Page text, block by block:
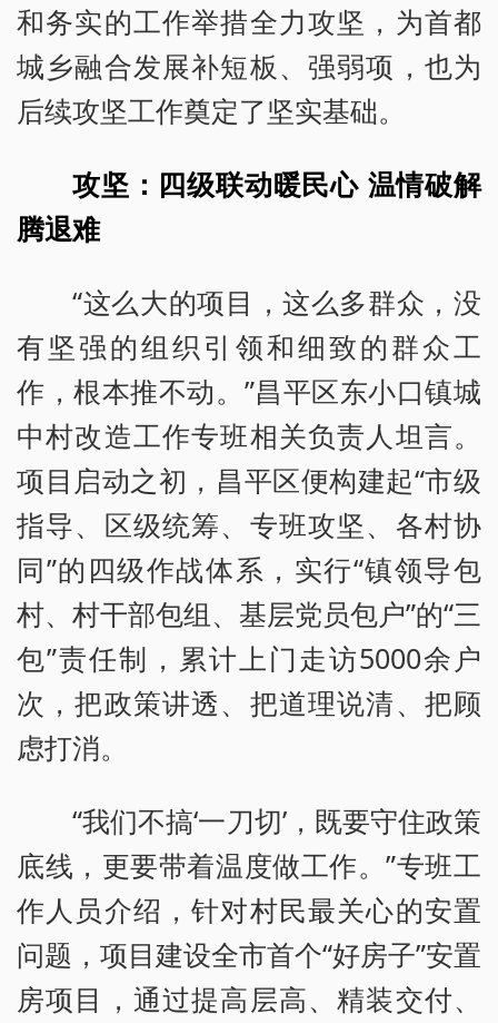
和务实的工作举措全力攻坚，为首都
城乡融合发展补短板、强弱项，也为
后续攻坚工作奠定了坚实基础。
攻坚：四级联动暖民心 温情破解
腾退难
“这么大的项目，这么多群众，没
有坚强的组织引领和细致的群众工
作，根本推不动。”昌平区东小口镇城
中村改造工作专班相关负责人坦言。
项目启动之初，昌平区便构建起“市级
指导、区级统筹、专班攻坚、各村协
同”的四级作战体系，实行“镇领导包
村、村干部包组、基层党员包户”的“三
包”责任制，累计上门走访5000余户
次，把政策讲透、把道理说清、把顾
虑打消。
“我们不搞‘一刀切’，既要守住政策
底线，更要带着温度做工作。”专班工
作人员介绍，针对村民最关心的安置
问题，项目建设全市首个“好房子”安置
房项目，通过提高层高、精装交付、